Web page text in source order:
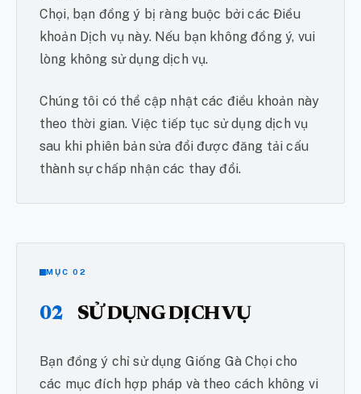
Chọi, bạn đồng ý bị ràng buộc bởi các Điều
khoản Dịch vụ này. Nếu bạn không đồng ý, vui
lòng không sử dụng dịch vụ.
Chúng tôi có thể cập nhật các điều khoản này
theo thời gian. Việc tiếp tục sử dụng dịch vụ
sau khi phiên bản sửa đổi được đăng tải cấu
thành sự chấp nhận các thay đổi.
MỤC 02
02 SỬ DỤNG DỊCH VỤ
Bạn đồng ý chỉ sử dụng Giống Gà Chọi cho
các mục đích hợp pháp và theo cách không vi